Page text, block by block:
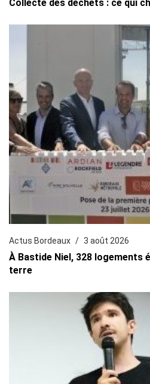
Collecte des déchets : ce qui
Actus Bordeaux 3 août 2026
À Bastide Niel, 328 logements
terre